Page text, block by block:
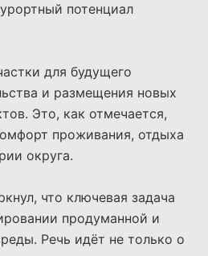
потенциал
для будущего
и размещения новых
Это, как отмечается,
проживания, отдыха
округа.
что ключевая задача
продуманной и
Речь идёт не только о